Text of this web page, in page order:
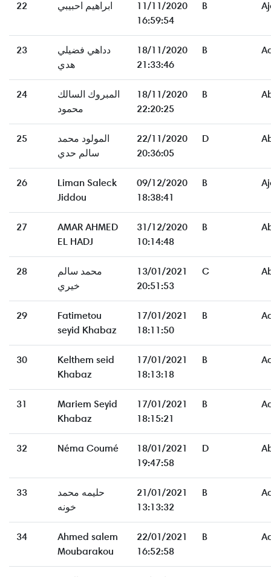
22 ابراهيم احبيبي
11/11/2020
16:59:54
B
23
دداهي فضيلي
هدي
18/11/2020
21:33:46
B
24
المبروك السالك
محمود
18/11/2020
22:20:25
B
25
المولود محمد
سالم حدي
22/11/2020
20:36:05
D
26
Liman Saleck
Jiddou
09/12/2020
18:38:41
B
27
AMAR AHMED
EL HADJ
31/12/2020
10:14:48
B
28
محمد سالم
خيري
13/01/2021
20:51:53
C
29
Fatimetou
seyid Khabaz
17/01/2021
18:11:50
B
30
Kelthem seid
Khabaz
17/01/2021
18:13:18
B
31
Mariem Seyid
Khabaz
17/01/2021
18:15:21
B
32 Néma Coumé
18/01/2021
19:47:58
D
33
حليمه محمد
خونه
21/01/2021
13:13:32
B
34
Ahmed salem
Moubarakou
22/01/2021
16:52:58
B